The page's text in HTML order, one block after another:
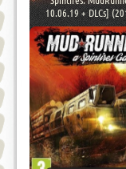
10.06.19 + DLCs]